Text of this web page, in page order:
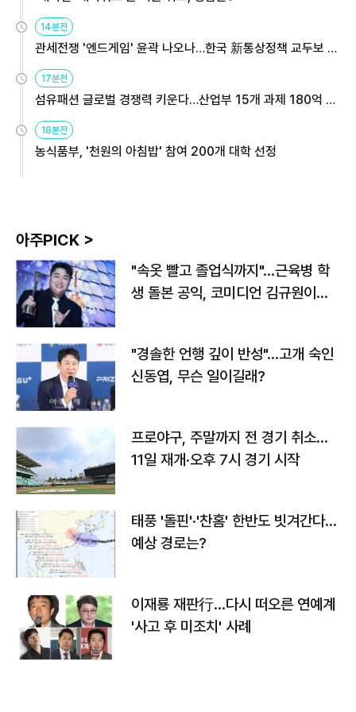
14분전
관세전쟁 '엔드게임' 윤곽 나오나…한국 新통상정책 교두보 활
용해야
17분전
섬유패션 글로벌 경쟁력 키운다…산업부 15개 과제 180억 지
원
18분전
농식품부, '천원의 아침밥' 참여 200개 대학 선정
아주PICK >
"속옷 빨고 졸업식까지"…근육병 학
생 돌본 공익, 코미디언 김규원이었
"경솔한 언행 깊이 반성"…고개 숙인
신동엽, 무슨 일이길래?
프로야구, 주말까지 전 경기 취소…
11일 재개·오후 7시 경기 시작
태풍 '돌핀'·'찬홈' 한반도 빗겨간다…
예상 경로는?
이재룡 재판行…다시 떠오른 연예계
'사고 후 미조치' 사례